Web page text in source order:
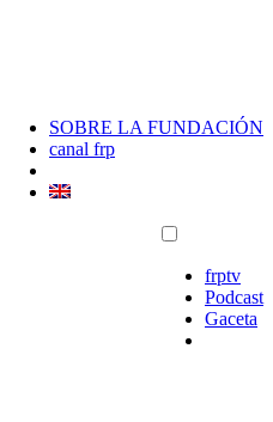
SOBRE LA FUNDACIÓN
canal frp
frptv
Podcast
Gaceta